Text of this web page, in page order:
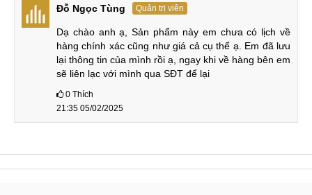
MobileCity xin đưa ra phân tích để người dùng có thêm
thông tin chi tiết về Realme GT Neo 6 SE, sau khi có trải
nghiệm thực tế như sau.
Thiết kế bo cong, màn hình cong cao cấp
Realme GT Neo 6 SE sở hữu thiết kế được kế thừa từ
Redmi GT5 Pro một sản phẩm cao cấp của hãng. Với 2 mặt
khung phẳng giúp thiết bị có vẻ vừa cứng cáp vừa hiện đại.
Đỗ Ngọc Tùng Quản trị viên
Dạ chào anh ạ, Sản phẩm này em chưa có lịch về
hàng chính xác cũng như giá cả cụ thể ạ. Em đã lưu
lại thông tin của mình rồi ạ, ngay khi về hàng bên em
sẽ liên lạc với mình qua SĐT để lại
0 Thích
21:35 05/02/2025